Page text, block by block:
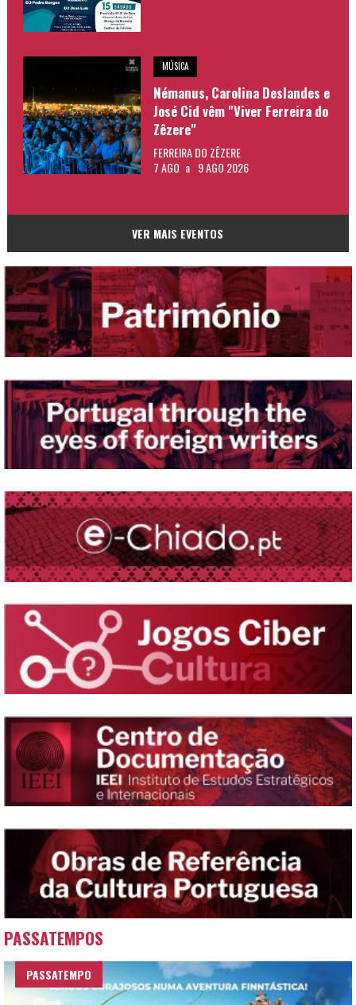
MÚSICA
Némanus, Carolina Deslandes e
José Cid vêm "Viver Ferreira do
Zêzere"
FERREIRA DO ZÊZERE
7 AGO a 9 AGO 2026
VER MAIS EVENTOS
PASSATEMPOS
PASSATEMPO